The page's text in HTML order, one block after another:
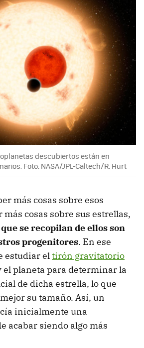
descubiertos están en
Foto: NASA/JPL-Caltech/R. Hurt
más cosas sobre esos
más cosas sobre sus estrellas,
se recopilan de ellos son
progenitores. En ese
estudiar eltirón gravitatorio
el planeta para determinar la
de dicha estrella, lo que
su tamaño. Así, un
inicialmente una
acabar siendo algo más